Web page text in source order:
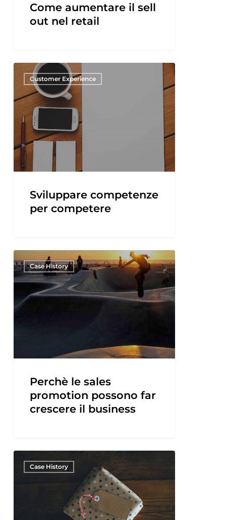
Come aumentare il sell
out nel retail
Customer Experience
Sviluppare competenze
per competere
Case History
Perchè le sales
promotion possono far
crescere il business
Case History